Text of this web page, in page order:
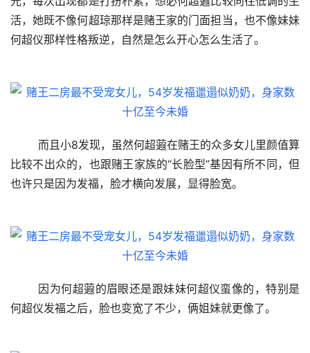
活，她既不像何超琼那样是赌王家的门面担当，也不像妹妹
何超仪那样性格叛逆，自然是怎么开心怎么生活了。
比较不出众的，也跟赌王家族的“长脸型”基因有所不同，但
也许只是因为发福，脸才横向发展，显得脸宽。
何超仪发福之后，脸也变宽了不少，俩姐妹就更像了。